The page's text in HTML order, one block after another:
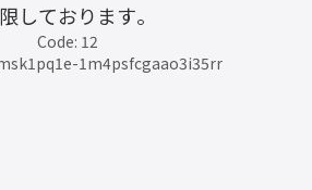
しております。
Code: 12
1m4psfcgaao3i35rr